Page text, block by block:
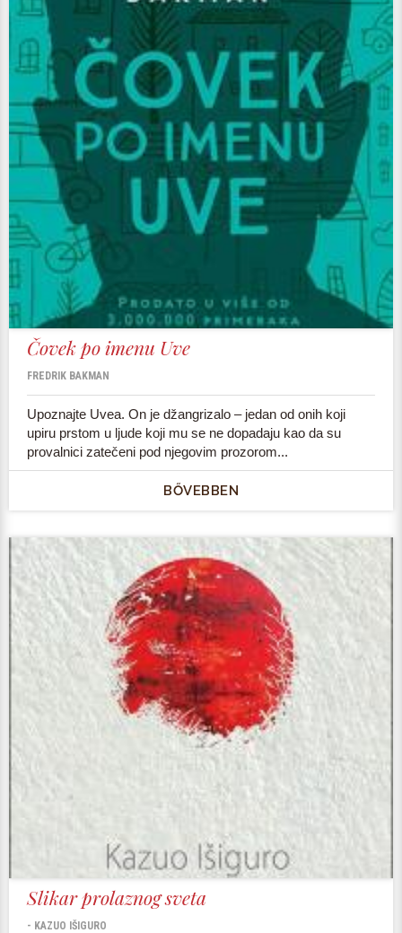
Čovek po imenu Uve
FREDRIK BAKMAN
Upoznajte Uvea. On je džangrizalo – jedan od onih koji
upiru prstom u ljude koji mu se ne dopadaju kao da su
provalnici zatečeni pod njegovim prozorom...
BŐVEBBEN
Slikar prolaznog sveta
- KAZUO IŠIGURO